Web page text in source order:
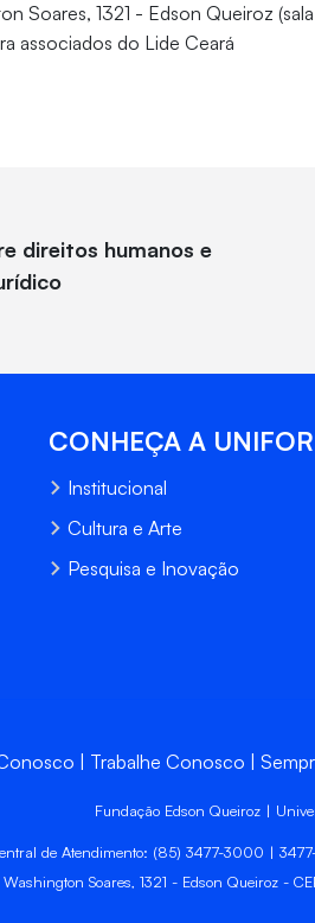
Soares, 1321 - Edson Queiroz
associados do Lide Ceará
direitos humanos e
CONHEÇA A UNIFOR
Institucional
Cultura e Arte
Pesquisa e Inovação
Trabalhe Conosco
Fundação Edson Queiroz |
de Atendimento: (85) 3477-3000 |
Washington Soares, 1321 - Edson Queiroz -